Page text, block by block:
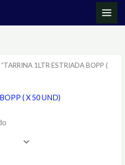
1LTR ESTRIADA BOPP (
( X 50 UND)